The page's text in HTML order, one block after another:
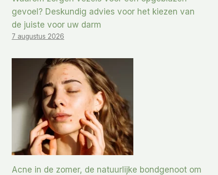
gevoel? Deskundig advies voor het kiezen van
de juiste voor uw darm
7 augustus 2026
Acne in de zomer, de natuurlijke bondgenoot om